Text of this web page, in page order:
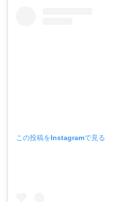
この投稿をInstagramで見る